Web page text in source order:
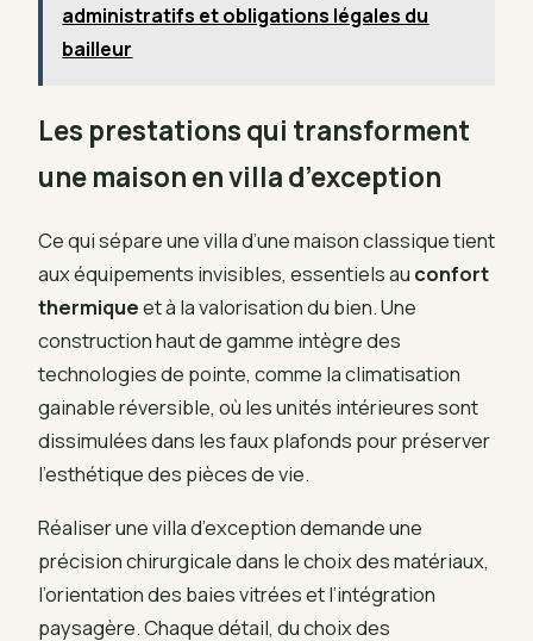
administratifs et obligations légales du
bailleur
Les prestations qui transforment
une maison en villa d’exception
Ce qui sépare une villa d’une maison classique tient
aux équipements invisibles, essentiels au confort
thermiqueet à la valorisation du bien. Une
construction haut de gamme intègre des
technologies de pointe, comme la climatisation
gainable réversible, où les unités intérieures sont
dissimulées dans les faux plafonds pour préserver
l’esthétique des pièces de vie.
Réaliser une villa d’exception demande une
précision chirurgicale dans le choix des matériaux,
l’orientation des baies vitrées et l’intégration
paysagère. Chaque détail, du choix des